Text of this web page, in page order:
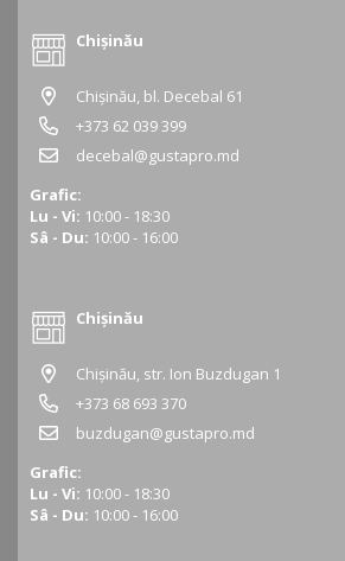
Chișinău
Chișinău, bl. Decebal 61
+373 62 039 399
decebal@gustapro.md
Grafic:
Lu - Vi: 10:00 - 18:30
Sâ - Du: 10:00 - 16:00
Chișinău
Chișinău, str. Ion Buzdugan 1
+373 68 693 370
buzdugan@gustapro.md
Grafic:
Lu - Vi: 10:00 - 18:30
Sâ - Du: 10:00 - 16:00